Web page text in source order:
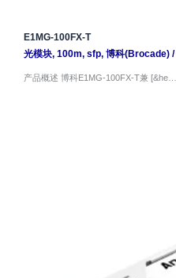
E1MG-100FX-T
光模块, 100m, sfp, 博科(Brocade)/
产品概述 博科E1MG-100FX-T兼 [&he…